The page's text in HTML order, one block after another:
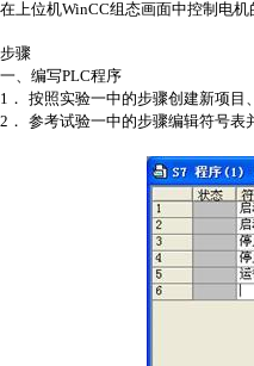
在上位机WinCC组态画面中控制电机
步骤
一、 编写PLC程序
1． 按照实验一中的步骤创建新项目
2． 参考试验一中的步骤编辑符号表